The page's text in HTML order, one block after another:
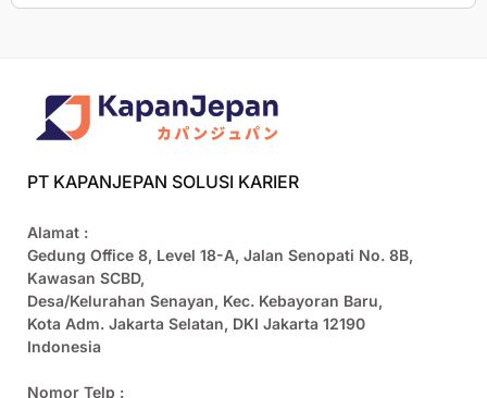
PT KAPANJEPAN SOLUSI KARIER
Alamat :
Gedung Office 8, Level 18-A, Jalan Senopati No. 8B,
Kawasan SCBD,
Desa/Kelurahan Senayan, Kec. Kebayoran Baru,
Kota Adm. Jakarta Selatan, DKI Jakarta 12190
Indonesia
Nomor Telp :